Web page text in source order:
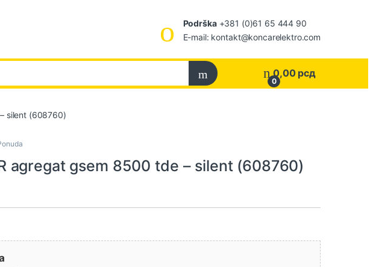
Podrška+381 (0)61 65 444 90
E-mail: kontakt@koncarelektro.com
0
0,00 рсд
silent (608760)
agregat gsem 8500 tde – silent (608760)